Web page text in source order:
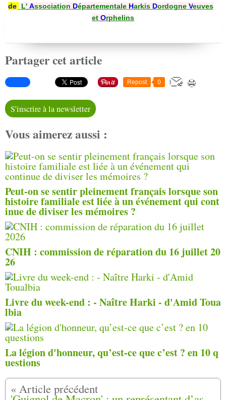
de
L' Association DépartementaleHarkis DordogneVeuves
et Orphelins
Partager cet article
Repost 0
S'inscrire à la newsletter
Vous aimerez aussi :
Peut-on se sentir pleinement français lorsque son
histoire familiale est liée à un événement qui cont
inue de diviser les mémoires ?
CNIH : commission de réparation du 16 juillet 20
26
Livre du week-end : - Naître Harki - d'Amid Toua
lbia
La légion d'honneur, qu’est-ce que c’est ? en 10 q
uestions